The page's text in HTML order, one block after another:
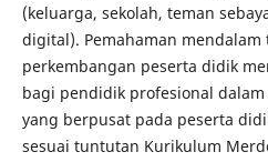
(keluarga, sekolah, teman
digital). Pemahaman
perkembangan peserta didik
bagi pendidik profesional
yang berpusat pada peserta
sesuai tuntutan Kurikulum